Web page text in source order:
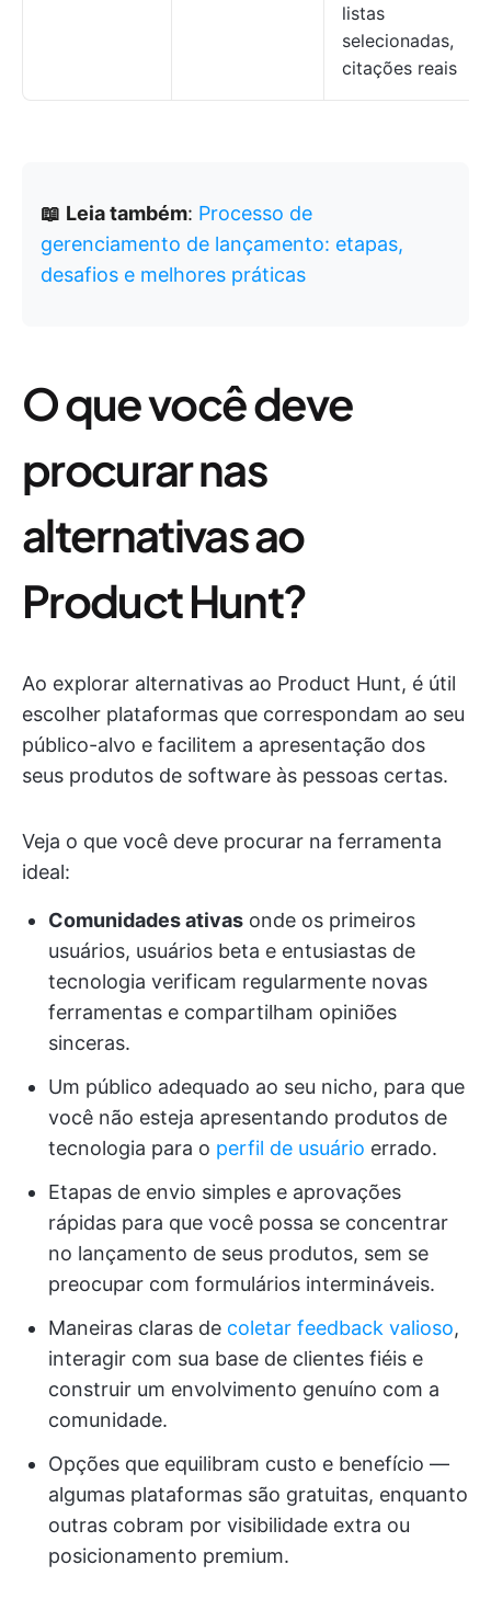
listas
selecionadas,
citações reais
📖 Leia também: Processo de
gerenciamento de lançamento: etapas,
desafios e melhores práticas
O que você deve
procurar nas
alternativas ao
Product Hunt?
Ao explorar alternativas ao Product Hunt, é útil
escolher plataformas que correspondam ao seu
público-alvo e facilitem a apresentação dos
seus produtos de software às pessoas certas.
Veja o que você deve procurar na ferramenta
ideal:
Comunidades ativas onde os primeiros
usuários, usuários beta e entusiastas de
tecnologia verificam regularmente novas
ferramentas e compartilham opiniões
sinceras.
Um público adequado ao seu nicho, para que
você não esteja apresentando produtos de
tecnologia para o perfil de usuário errado.
Etapas de envio simples e aprovações
rápidas para que você possa se concentrar
no lançamento de seus produtos, sem se
preocupar com formulários intermináveis.
Maneiras claras de coletar feedback valioso,
interagir com sua base de clientes fiéis e
construir um envolvimento genuíno com a
comunidade.
Opções que equilibram custo e benefício —
algumas plataformas são gratuitas, enquanto
outras cobram por visibilidade extra ou
posicionamento premium.